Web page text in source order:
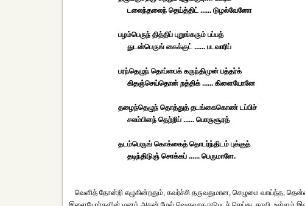
டலைந்தலைந் தெய்த்திட் ...... டுழல்வேனோ
பழம்பெருந் தித்திப் புறுங்கரும் பப்பத்
துடன்பெருங் கைக்குட் ...... படவாரிப்
பரந்தெழுந் தொப்பைக் கருந்திமுன் பத்தர்க்
கிதஞ்செய்தொன் றத்திக் ...... கிளையோனே
தழைந்தெழுந் தொத்துத் தடங்கைகொண் டப்பிச்
சலம்பிளந் தெற்றிப் ...... பொருசூரத்
தடம்பெருங் கொக்கைத் தொடர்ந்திடம் புக்குத்
தடிந்திடுஞ் சொக்கப் ...... பெருமாளே.
வெளித் தோன்றி எழுகின்றதும், கவர்ச்சி தருவதுமான, செழுமை வாய்ந்த,